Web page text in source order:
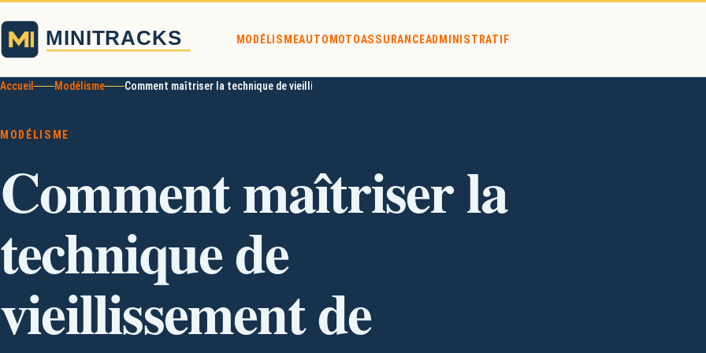
MODÉLISMEAUTO MOTOASSURANCEADMINISTRATIF
Accueil Modélisme Comment maîtriser la technique de vieillissement de maquette et donner un aspect vraiment réaliste ?
MODÉLISME
Comment maîtriser la
technique de
vieillissement de